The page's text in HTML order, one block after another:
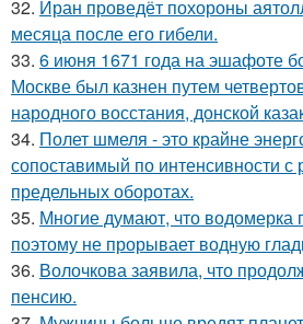
32. Иран проведёт похороны
месяца после его гибели.
33. 6 июня 1671 года на эшафоте
Москве был казнен путем
народного восстания, донской
34. Полет шмеля - это крайне
сопоставимый по интенсивности с
предельных оборотах.
35. Многие думают, что водомерка
поэтому не прорывает водную
36. Волочкова заявила, что
пенсию.